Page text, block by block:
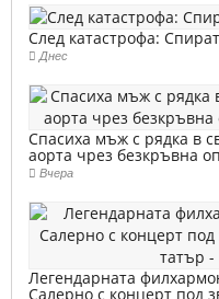
След катастрофа:
Днес
Спасиха мъж с рядка в
аорта чрез безкръвна
Вчера
Легендарната
Салерно с концерт под